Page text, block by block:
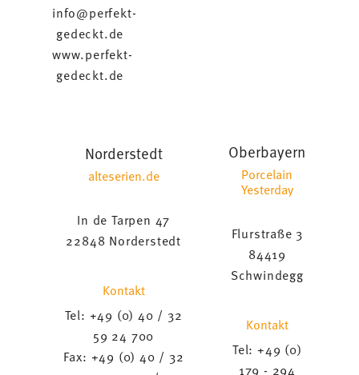
info@perfekt-
gedeckt.de
www.perfekt-
gedeckt.de
Norderstedt
alteserien.de
In de Tarpen 47
22848 Norderstedt
Kontakt
Tel: +49 (0) 40 / 32
59 24 700
Fax: +49 (0) 40 / 32
Oberbayern
Porcelain
Yesterday
Flurstraße 3
84419
Schwindegg
Kontakt
Tel: +49 (0)
179 - 294